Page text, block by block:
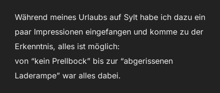
Während meines Urlaubs auf Sylt habe ich dazu ein
paar Impressionen eingefangen und komme zu der
Erkenntnis, alles ist möglich:
von “kein Prellbock” bis zur “abgerissenen
Laderampe” war alles dabei.